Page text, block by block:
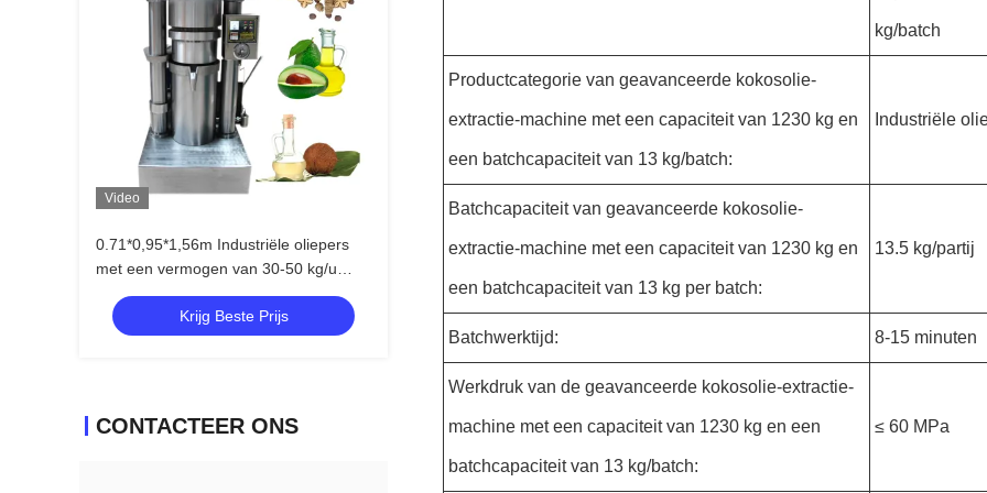
Video
0.71*0,95*1,56m Industriële oliepers
met een vermogen van 30-50 kg/u
minder slijtage
Krijg Beste Prijs
CONTACTEER ONS
kg/batch
Productcategorie van geavanceerde kokosolie-
extractie-machine met een capaciteit van 1230 kg en
een batchcapaciteit van 13 kg/batch:
Industriële
Batchcapaciteit van geavanceerde kokosolie-
extractie-machine met een capaciteit van 1230 kg en
een batchcapaciteit van 13 kg per batch:
13.5 kg/partij
Batchwerktijd: 8-15 minuten
Werkdruk van de geavanceerde kokosolie-extractie-
machine met een capaciteit van 1230 kg en een
batchcapaciteit van 13 kg/batch:
≤ 60 MPa